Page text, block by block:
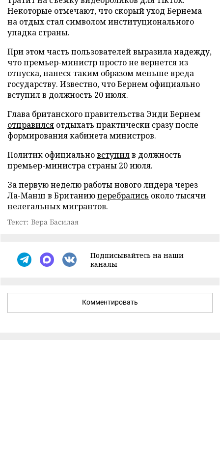
Некоторые отмечают, что скорый уход Бернема
на отдых стал символом институционального
упадка страны.
При этом часть пользователей выразила надежду,
что премьер-министр просто не вернется из
отпуска, нанеся таким образом меньше вреда
государству. Известно, что Бернем официально
вступил в должность 20 июля.
Глава британского правительства Энди Бернем
отправился отдыхать практически сразу после
формирования кабинета министров.
Политик официальновступилв должность
премьер-министра страны 20 июля.
За первую неделю работы нового лидера через
Ла-Манш в Британиюперебрались около тысячи
нелегальных мигрантов.
Текст: Вера Басилая
Подписывайтесь на наши
каналы
Комментировать